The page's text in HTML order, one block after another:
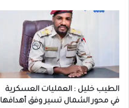
الطيب خليل : العمليات العسكرية
في محور الشمال تسير وفق أهدافها